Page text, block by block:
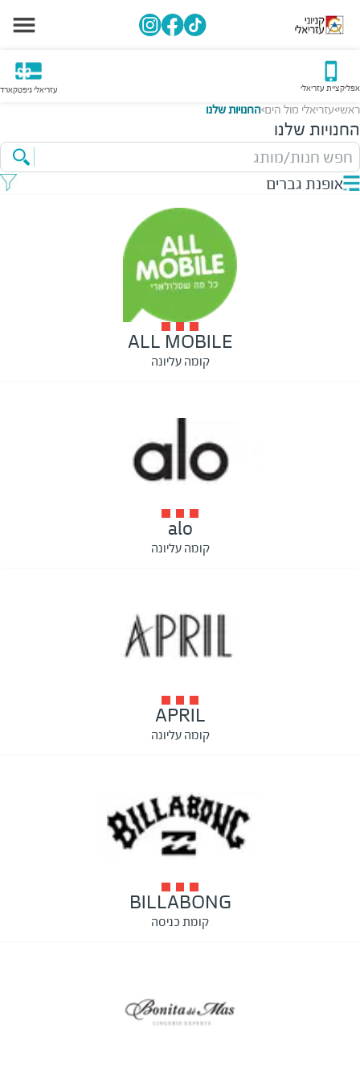
אפליקציית עזריאלי עזריאלי גיפטקארד
ראשי>עזריאלי מול הים>החנויות שלנו
החנויות שלנו
חפש חנות/מותג
אופנת גברים
ALL MOBILE
קומה עליונה
alo
קומה עליונה
APRIL
קומה עליונה
BILLABONG
קומת כניסה